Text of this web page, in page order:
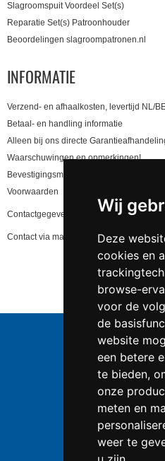
Wij
Deze
cookies en
browse-
voor de
de
website
een betere
te bieden,
onze
meten en
weer te
Slagroomspuit Voordeel Set(s)
Reparatie Set(s) Patroonhouder
Beoordelingen slagroompatronen.nl
INFORMATIE
Verzend- en afhaalkosten, levertijd NL/
Betaal- en handling informatie
Alleen bij ons directe
Waarschuwingen en opmerkingen!
Bevestigingsmail niet gekregen, lees hier!
Voorwaarden
Contactgegevens en privacy
Contact via mail
Telefoonnummer:
KVK-nummer:
BTW-nummer:
DE39 4016
Kayser